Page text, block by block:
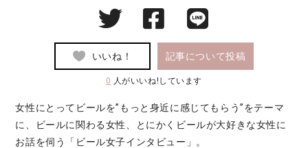
いいね！ 記事について投稿
0 人がいいね!しています
女性にとってビールを”もっと身近に感じてもらう”をテーマ
に、ビールに関わる女性、とにかくビールが大好きな女性に
お話を伺う「ビール女子インタビュー」。